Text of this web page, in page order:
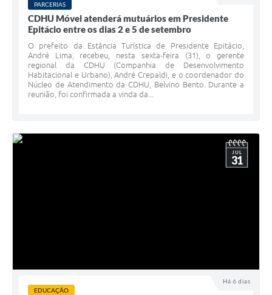
PARCERIAS
CDHU Móvel atenderá mutuários em Presidente
Epitácio entre os dias 2 e 5 de setembro
O prefeito da Estância Turística de Presidente Epitácio,
André Lima, recebeu, nesta sexta-feira (31), o gerente
regional da CDHU (Companhia de Desenvolvimento
Habitacional e Urbano), André Crepaldi, e o coordenador do
Núcleo de Atendimento da CDHU, Belvino Bento. Durante a
reunião, foi confirmada a vinda da...
Há 6 dias
JUL
31
EDUCAÇÃO